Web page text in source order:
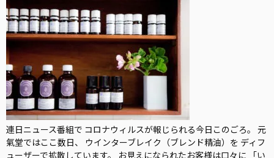
連日ニュース番組で コロナウィルスが報じられる今日このごろ。 元
氣堂ではここ数日、 ウインターブレイク（ブレンド精油）を ディフ
ューザーで拡散しています。 お見えになられたお客様は口々に 「い